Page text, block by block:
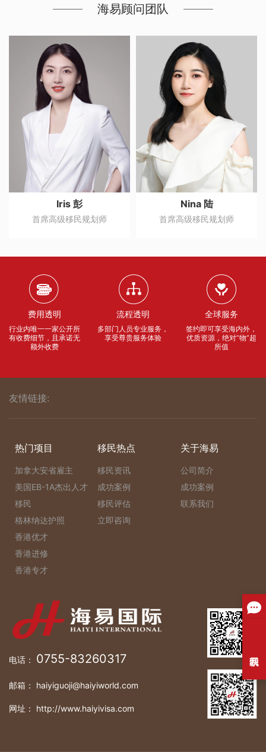
海易顾问团队
Iris 彭
首席高级移民规划师
Nina 陆
首席高级移民规划师
费用透明
行业内唯一一家公开所
有收费细节，且承诺无
额外收费
流程透明
多部门人员专业服务，
享受尊贵服务体验
全球服务
签约即可享受海内外，
优质资源，绝对“物”超
所值
友情链接:
热门项目
加拿大安省雇主
美国EB-1A杰出人才
移民
格林纳达护照
香港优才
香港进修
香港专才
移民热点
移民资讯
成功案例
移民评估
立即咨询
关于海易
公司简介
成功案例
联系我们
电话： 0755-83260317
邮箱： haiyiguoji@haiyiworld.com
网址： http://www.haiyivisa.com